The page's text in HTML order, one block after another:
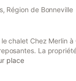
Région de Bonneville
chalet Chez Merlin à
La
pour 2 personnes
place